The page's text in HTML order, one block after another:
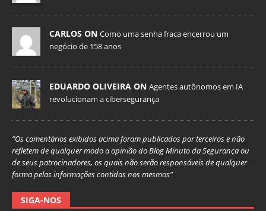
CARLOS ON Como uma senha fraca encerrou um
negócio de 158 anos
EDUARDO OLIVEIRA ON Agentes autônomos em IA
revolucionam a cibersegurança
“Os comentários exibidos acima foram publicados por terceiros e não
refletem de qualquer modo a opinião do Blog Minuto da Segurança ou
de seus patrocinadores, os quais não serão responsáveis de qualquer
forma pelas informações contidas nos mesmos”
SIGA-NOS